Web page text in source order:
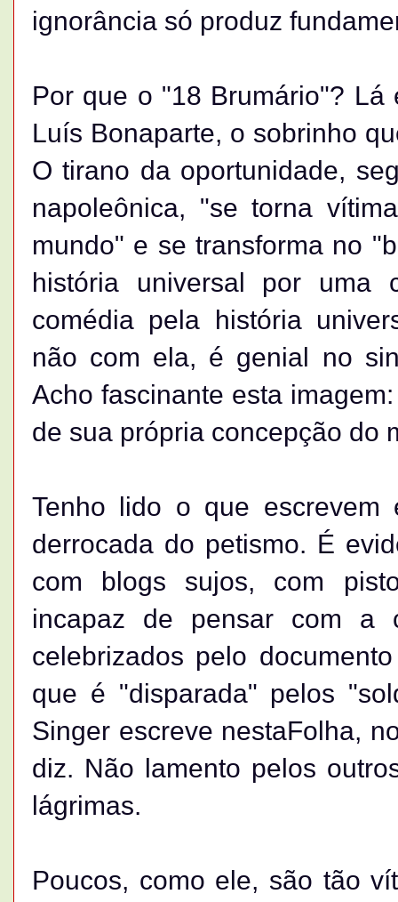
ignorância só produz
Por que o "18 Brumário"?
Luís Bonaparte, o sobrinho
O tirano da oportunidade,
napoleônica, "se torna
mundo" e se transforma no
história universal por
comédia pela história
não com ela, é genial no
Acho fascinante esta
de sua própria concepção do
Tenho lido o que escrevem
derrocada do petismo. É
com blogs sujos, com
incapaz de pensar com a
celebrizados pelo
que é "disparada" pelos
Singer escreve nestaFolha,
diz. Não lamento pelos
lágrimas.
Poucos, como ele, são tão